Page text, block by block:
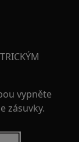
vypněte
zásuvky.